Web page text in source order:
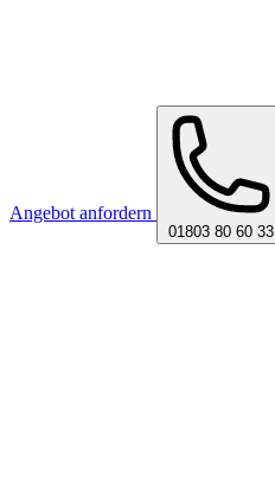
Angebot anfordern
01803 80 60 33